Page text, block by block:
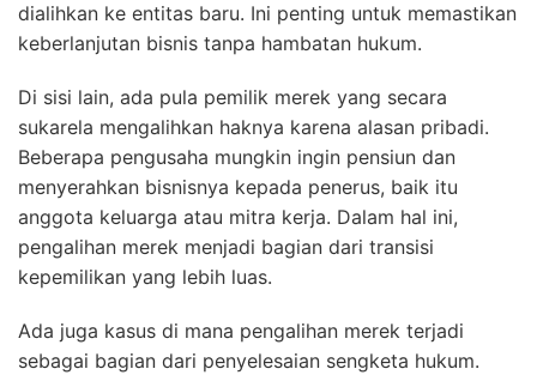
dialihkan ke entitas baru. Ini penting untuk memastikan
keberlanjutan bisnis tanpa hambatan hukum.
Di sisi lain, ada pula pemilik merek yang secara
sukarela mengalihkan haknya karena alasan pribadi.
Beberapa pengusaha mungkin ingin pensiun dan
menyerahkan bisnisnya kepada penerus, baik itu
anggota keluarga atau mitra kerja. Dalam hal ini,
pengalihan merek menjadi bagian dari transisi
kepemilikan yang lebih luas.
Ada juga kasus di mana pengalihan merek terjadi
sebagai bagian dari penyelesaian sengketa hukum.